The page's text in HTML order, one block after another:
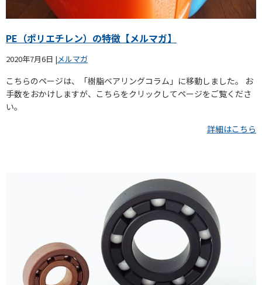
PE（ポリエチレン）の特徴【メルマガ】
2020年7月6日 |メルマガ
こちらのページは、「樹脂ベアリングコラム」に移動しました。 お
手数をおかけしますが、こちらをクリックしてページをご覧くださ
い。
詳細はこちら